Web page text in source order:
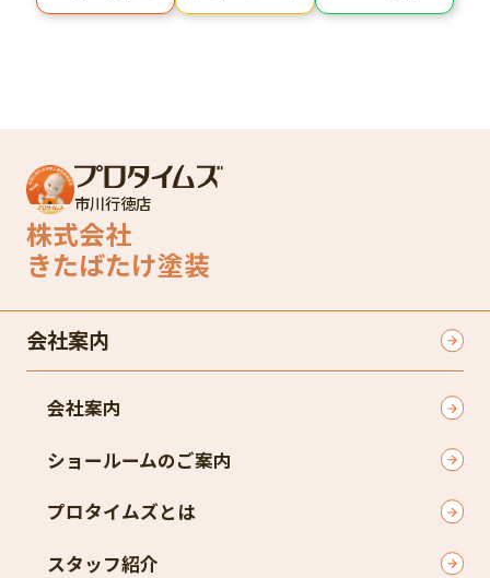
市川行徳店
株式会社
きたばたけ塗装
会社案内
会社案内
ショールームのご案内
プロタイムズとは
スタッフ紹介